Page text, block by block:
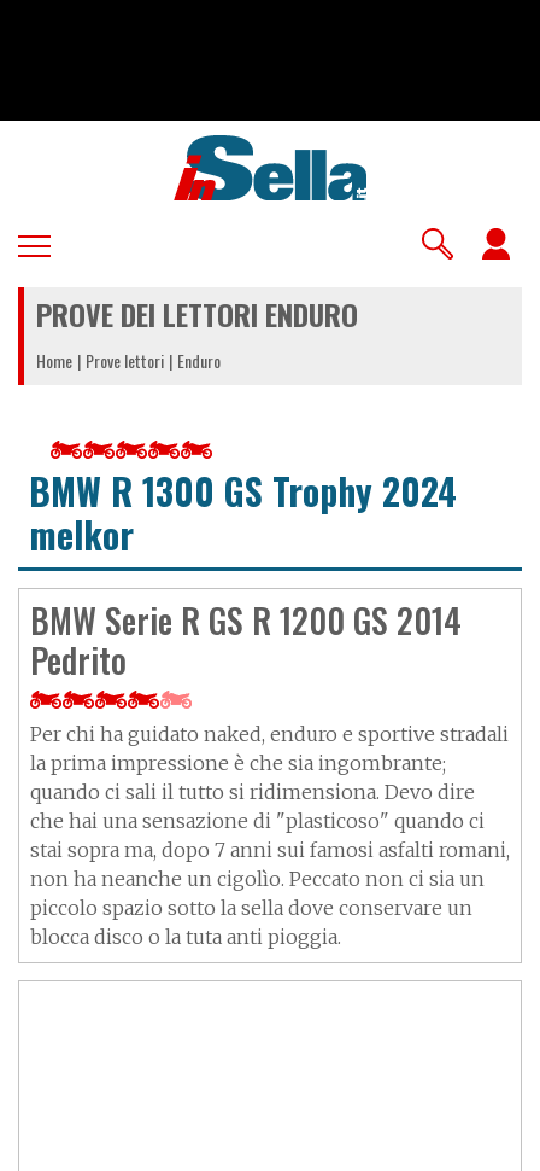
PROVE DEI LETTORI ENDURO
Home Prove lettori Enduro
BMW R 1300 GS Trophy 2024
melkor
BMW Serie R GS R 1200 GS 2014
Pedrito
Per chi ha guidato naked, enduro e sportive stradali
la prima impressione è che sia ingombrante;
quando ci sali il tutto si ridimensiona. Devo dire
che hai una sensazione di "plasticoso" quando ci
stai sopra ma, dopo 7 anni sui famosi asfalti romani,
non ha neanche un cigolìo. Peccato non ci sia un
piccolo spazio sotto la sella dove conservare un
blocca disco o la tuta anti pioggia.